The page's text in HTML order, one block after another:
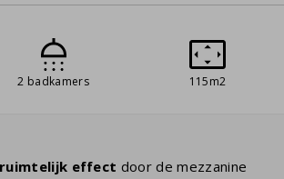
2 badkamers 115m2
ruimtelijk effect door de mezzanine